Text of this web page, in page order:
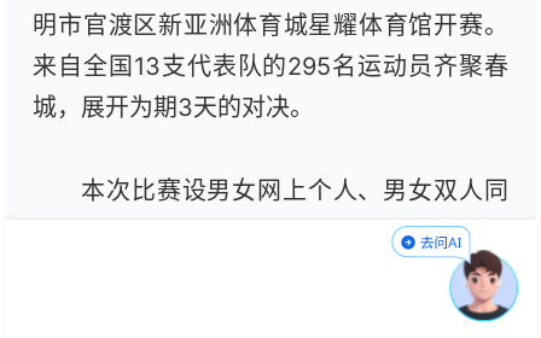
明市官渡区新亚洲体育城星耀体育馆开赛。
来自全国13支代表队的295名运动员齐聚春
城，展开为期3天的对决。
本次比赛设男女网上个人、男女双人同
步、男女单跳个人、男女双蹦床个人及多项
团体项目。东京奥运会冠军朱雪莹、世界冠
军严浪宇、世锦赛冠军王梓赛等顶尖选手悉